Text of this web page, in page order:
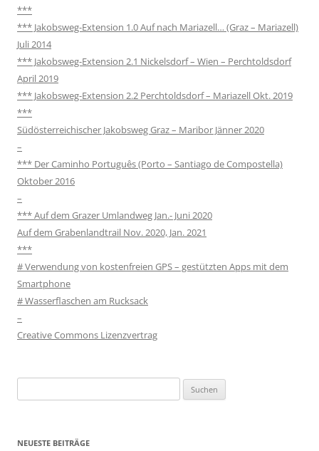
***
*** Jakobsweg-Extension 1.0 Auf nach Mariazell… (Graz – Mariazell)
Juli 2014
*** Jakobsweg-Extension 2.1 Nickelsdorf – Wien – Perchtoldsdorf
April 2019
*** Jakobsweg-Extension 2.2 Perchtoldsdorf – Mariazell Okt. 2019
***
Südösterreichischer Jakobsweg Graz – Maribor Jänner 2020
–
*** Der Caminho Português (Porto – Santiago de Compostella)
Oktober 2016
–
*** Auf dem Grazer Umlandweg Jan.- Juni 2020
Auf dem Grabenlandtrail Nov. 2020, Jan. 2021
***
# Verwendung von kostenfreien GPS – gestützten Apps mit dem
Smartphone
# Wasserflaschen am Rucksack
–
Creative Commons Lizenzvertrag
nach:
NEUESTE BEITRÄGE